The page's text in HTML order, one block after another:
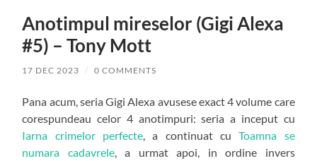
Anotimpul mireselor (Gigi Alexa
#5) – Tony Mott
17 DEC 2023 / 0 COMMENTS
Pana acum, seria Gigi Alexa avusese exact 4 volume care
corespundeau celor 4 anotimpuri: seria a inceput cu
Iarna crimelor perfecte , a continuat cuToamna se
numara cadavrele, a urmat apoi, in ordine invers